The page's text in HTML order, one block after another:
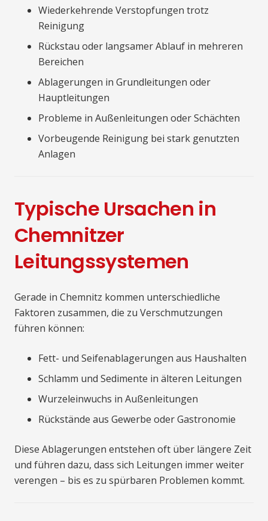
Wiederkehrende Verstopfungen trotz
Reinigung
Rückstau oder langsamer Ablauf in mehreren
Bereichen
Ablagerungen in Grundleitungen oder
Hauptleitungen
Probleme in Außenleitungen oder Schächten
Vorbeugende Reinigung bei stark genutzten
Anlagen
Typische Ursachen in
Chemnitzer
Leitungssystemen
Gerade in Chemnitz kommen unterschiedliche
Faktoren zusammen, die zu Verschmutzungen
führen können:
Fett- und Seifenablagerungen aus Haushalten
Schlamm und Sedimente in älteren Leitungen
Wurzeleinwuchs in Außenleitungen
Rückstände aus Gewerbe oder Gastronomie
Diese Ablagerungen entstehen oft über längere Zeit
und führen dazu, dass sich Leitungen immer weiter
verengen – bis es zu spürbaren Problemen kommt.